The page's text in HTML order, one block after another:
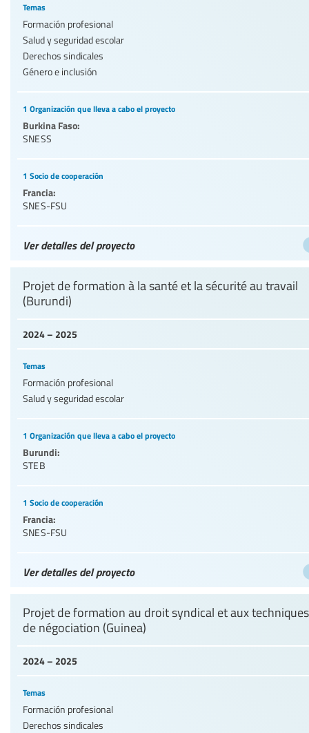
Temas
Formación profesional
Salud y seguridad escolar
Derechos sindicales
Género e inclusión
1 Organización que lleva a cabo el proyecto
Burkina Faso:
SNESS
1 Socio de cooperación
Francia:
SNES-FSU
Ver detalles del proyecto
2024 – 2025
Projet de formation à la santé et la sécurité au travail
(Burundi)
Temas
Formación profesional
Salud y seguridad escolar
1 Organización que lleva a cabo el proyecto
Burundi:
STEB
1 Socio de cooperación
Francia:
SNES-FSU
Ver detalles del proyecto
2024 – 2025
Projet de formation au droit syndical et aux techniques
de négociation (Guinea)
Temas
Formación profesional
Derechos sindicales